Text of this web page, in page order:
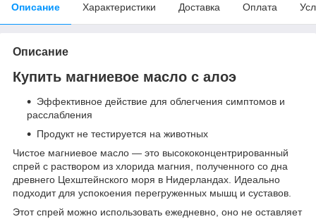
Описание Характеристики Доставка Оплата
Описание
Купить магниевое масло с алоэ
Эффективное действие для облегчения симптомов и
расслабления
Продукт не тестируется на животных
Чистое магниевое масло — это высококонцентрированный
спрей с раствором из хлорида магния, полученного со дна
древнего Цехштейнского моря в Нидерландах. Идеально
подходит для успокоения перегруженных мышц и суставов.
Этот спрей можно использовать ежедневно, оно не оставляет